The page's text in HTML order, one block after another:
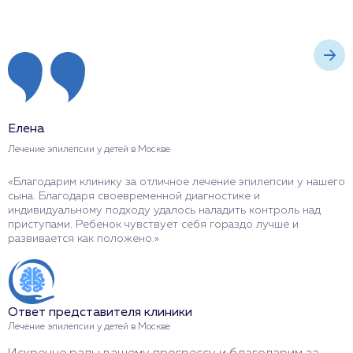
Елена
Лечение эпилепсии у детей в Москве
«Благодарим клинику за отличное лечение эпилепсии у нашего
сына. Благодаря своевременной диагностике и
индивидуальному подходу удалось наладить контроль над
приступами. Ребенок чувствует себя гораздо лучше и
развивается как положено.»
Ответ представителя клиники
Лечение эпилепсии у детей в Москве